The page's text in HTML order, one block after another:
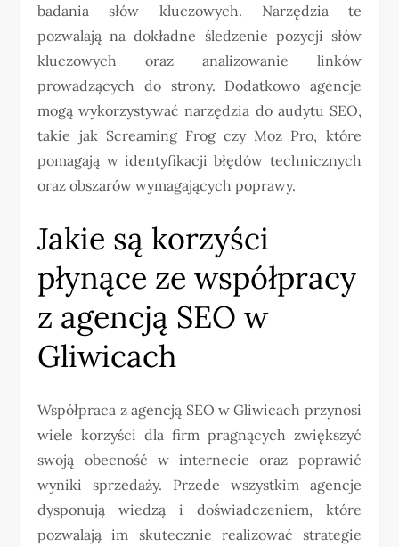
badania słów kluczowych. Narzędzia te
pozwalają na dokładne śledzenie pozycji słów
kluczowych oraz analizowanie linków
prowadzących do strony. Dodatkowo agencje
mogą wykorzystywać narzędzia do audytu SEO,
takie jak Screaming Frog czy Moz Pro, które
pomagają w identyfikacji błędów technicznych
oraz obszarów wymagających poprawy.
Jakie są korzyści
płynące ze współpracy
z agencją SEO w
Gliwicach
Współpraca z agencją SEO w Gliwicach przynosi
wiele korzyści dla firm pragnących zwiększyć
swoją obecność w internecie oraz poprawić
wyniki sprzedaży. Przede wszystkim agencje
dysponują wiedzą i doświadczeniem, które
pozwalają im skutecznie realizować strategie